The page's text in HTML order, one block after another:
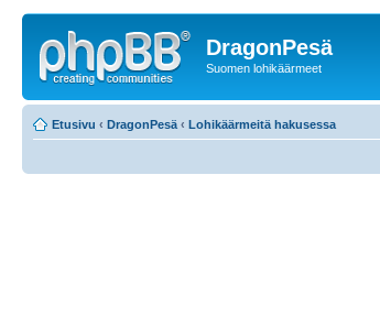
DragonPesä
Suomen lohikäärmeet
Etusivu ‹ DragonPesä ‹ Lohikäärmeitä hakusessa